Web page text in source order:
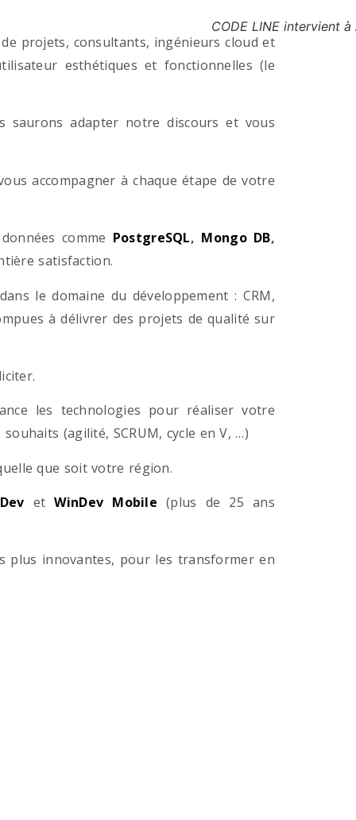
projets, consultants, ingénieurs cloud et
esthétiques et fonctionnelles (le
saurons adapter notre discours et vous
accompagner à chaque étape de votre
comme PostgreSQL, Mongo DB,
satisfaction.
le domaine du développement : CRM,
à délivrer des projets de qualité sur
les technologies pour réaliser votre
(agilité, SCRUM, cycle en V, …)
que soit votre région.
et WinDev Mobile (plus de 25 ans
plus innovantes, pour les transformer en
CODE LINE intervient à